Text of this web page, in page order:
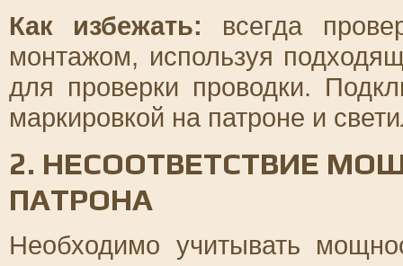
Как избежать: всегда
монтажом, используя
для проверки проводки.
маркировкой на патроне и
2. НЕСООТВЕТСТВИЕ
ПАТРОНА
Необходимо учитывать